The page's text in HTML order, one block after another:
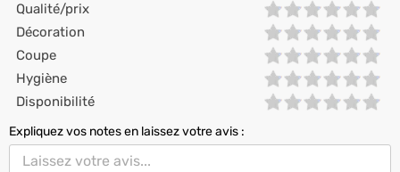
Qualité/prix
Décoration
Coupe
Hygiène
Disponibilité
Expliquez vos notes en laissez votre avis :